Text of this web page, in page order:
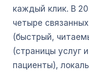
каждый клик. В
четыре
(быстрый,
(страницы услуг
пациенты),